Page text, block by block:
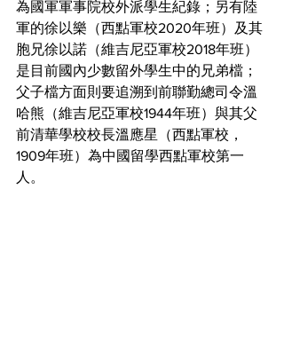
為國軍軍事院校外派學生紀錄；另有陸
軍的徐以樂（西點軍校2020年班）及其
胞兄徐以諾（維吉尼亞軍校2018年班）
是目前國內少數留外學生中的兄弟檔；
父子檔方面則要追溯到前聯勤總司令溫
哈熊（維吉尼亞軍校1944年班）與其父
前清華學校校長溫應星（西點軍校，
1909年班）為中國留學西點軍校第一
人。